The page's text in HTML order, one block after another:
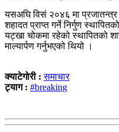
यसअघि विसं २०४६ मा प्रजातन्त्र
शहादत प्राप्त गर्ने निर्गुण
यट्खा चोकमा रहेको स्थापितको
माल्यार्पण गर्नुभएको थियो ।
क्याटेगोरी :समाचार
ट्याग : #breaking